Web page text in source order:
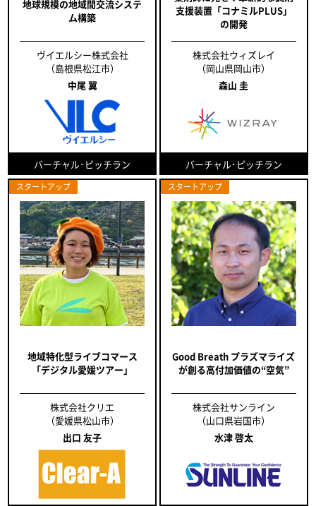
地球規模の地域間交流システ
ム構築
ヴイエルシー株式会社
（島根県松江市）
中尾 翼
バーチャル･ピッチラン
支援装置「コナミルPLUS」
の開発
株式会社ウィズレイ
（岡山県岡山市）
森山 圭
バーチャル･ピッチラン
スタートアップ
地域特化型ライブコマース
「デジタル愛媛ツアー」
株式会社クリエ
（愛媛県松山市）
出口 友子
スタートアップ
Good Breath プラズマライズ
が創る高付加価値の“空気”
株式会社サンライン
（山口県岩国市）
水津 啓太